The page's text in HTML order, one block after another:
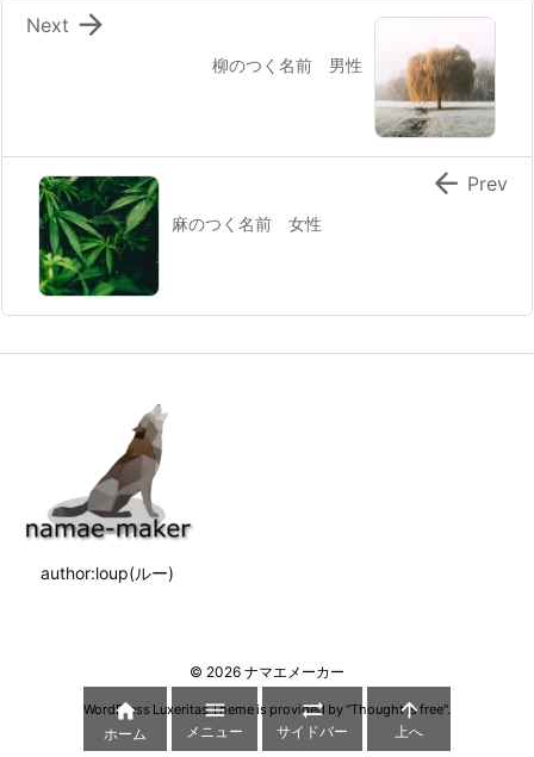
柳のつく名前 男性

Next
麻のつく名前 女性
 Prev
author:loup(ルー)
© 2026 ナマエメーカー
WordPress Luxeritas Theme is provided by "Thought is free".

ホーム

メニュー

サイドバー

上へ